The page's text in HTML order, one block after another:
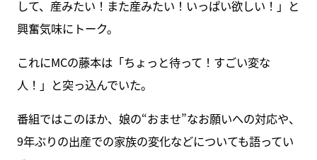
して、産みたい！また産みたい！いっぱい欲しい！」と
興奮気味にトーク。
これにMCの藤本は「ちょっと待って！すごい変な
人！」と突っ込んでいた。
番組ではこのほか、娘の“おませ”なお願いへの対応や、
9年ぶりの出産での家族の変化などについても語ってい